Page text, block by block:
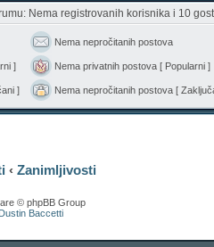
Nema registrovanih korisnika i 10
Nema nepročitanih postova
] Nema privatnih postova [ Popularni ]
] Nema nepročitanih postova [
‹Zanimljivosti
© phpBB Group
Dustin Baccetti